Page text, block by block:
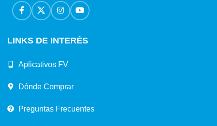
LINKS DE INTERÉS
Aplicativos FV
Dónde Comprar
Preguntas Frecuentes